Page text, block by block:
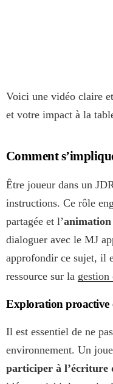
Voici une vidéo claire
et votre impact à la
Comment
Être joueur dans un
instructions. Ce rôle
partagée et l’animation
dialoguer avec le MJ
approfondir ce sujet, il
ressource sur la gestion
Exploration proactive
Il est essentiel de ne
environnement. Un
participer à l’écriture